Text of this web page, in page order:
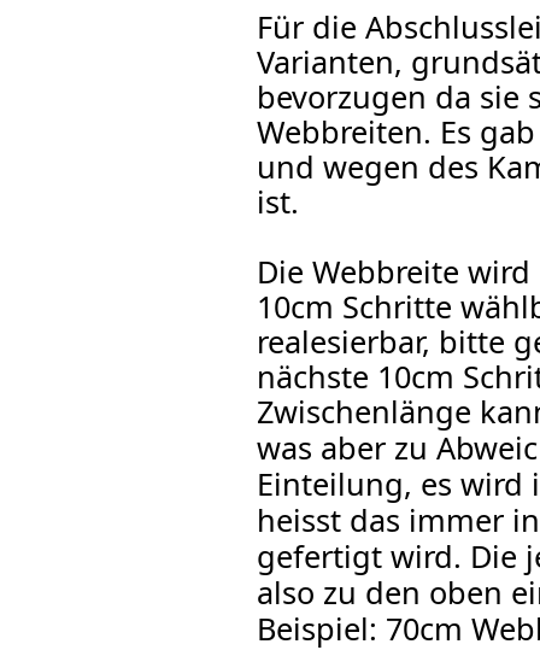
Für die
Varianten,
bevorzugen da sie
Webbreiten. Es
und wegen des
ist.
Die Webbreite
10cm Schritte
realesierbar, bitte
nächste 10cm
Zwischenlänge
was aber zu
Einteilung, es wird
heisst das immer
gefertigt wird. Die
also zu den oben
Beispiel: 70cm